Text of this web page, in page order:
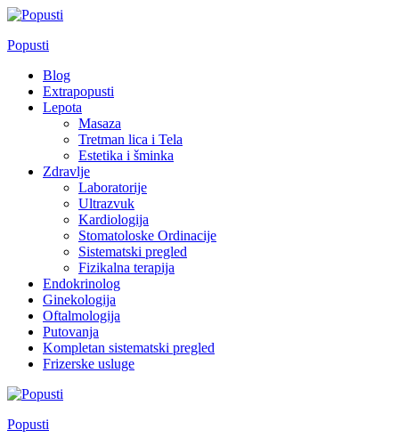
Skip
content
Popusti
Blog
Extrapopusti
Lepota
Masaza
Tretman lica i Tela
Estetika i šminka
Zdravlje
Laboratorije
Ultrazvuk
Kardiologija
Stomatoloske Ordinacije
Sistematski pregled
Fizikalna terapija
Endokrinolog
Ginekologija
Oftalmologija
Putovanja
Kompletan sistematski pregled
Frizerske usluge
Popusti